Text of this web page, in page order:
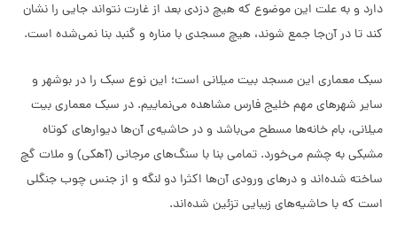
دارد و به علت این موضوع که هیچ دزدی بعد از غارت نتواند جایی را نشان
کند تا در آن‌جا جمع شوند، هیچ مسجدی با مناره و گنبد بنا نمی‌شده است.
سبک معماری این مسجد بیت میلانی است؛ این نوع سبک را در بوشهر و
سایر شهرهای مهم خلیج فارس مشاهده می‌نماییم. در سبک معماری بیت
میلانی، بام خانه‌ها مسطح می‌باشد و در حاشیه‌ی آن‌ها دیوارهای کوتاه
مشبکی به چشم می‌خورد. تمامی بنا با سنگ‌های مرجانی (آهکی) و ملات گچ
ساخته شده‌اند و درهای ورودی آن‌ها اکثرا دو لنگه و از جنس چوب جنگلی
است که با حاشیه‌های زیبایی تزئین شده‌اند.